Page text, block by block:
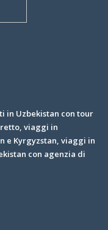
in Uzbekistan con tour
viaggi in
e Kyrgyzstan, viaggi in
con agenzia di